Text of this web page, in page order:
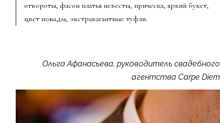
отвороты, фасон платья невесты, прическа, яркий букет,
цвет помады, экстравагантные туфли.
Ольга Афанасьева, руководитель свадебного
агентства Carpe Diem